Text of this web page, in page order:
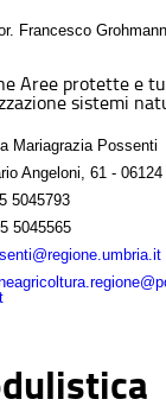
Francesco Grohmann
Aree protette e
sistemi
Mariagrazia Possenti
Angeloni, 61 -
5045793
5045565